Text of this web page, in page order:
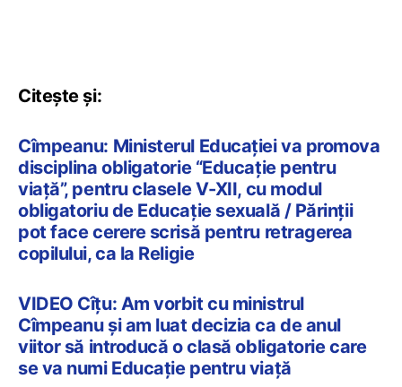
Citește și:
Cîmpeanu: Ministerul Educației va promova
disciplina obligatorie “Educație pentru
viață”, pentru clasele V-XII, cu modul
obligatoriu de Educație sexuală / Părinții
pot face cerere scrisă pentru retragerea
copilului, ca la Religie
VIDEO Cîțu: Am vorbit cu ministrul
Cîmpeanu și am luat decizia ca de anul
viitor să introducă o clasă obligatorie care
se va numi Educație pentru viață